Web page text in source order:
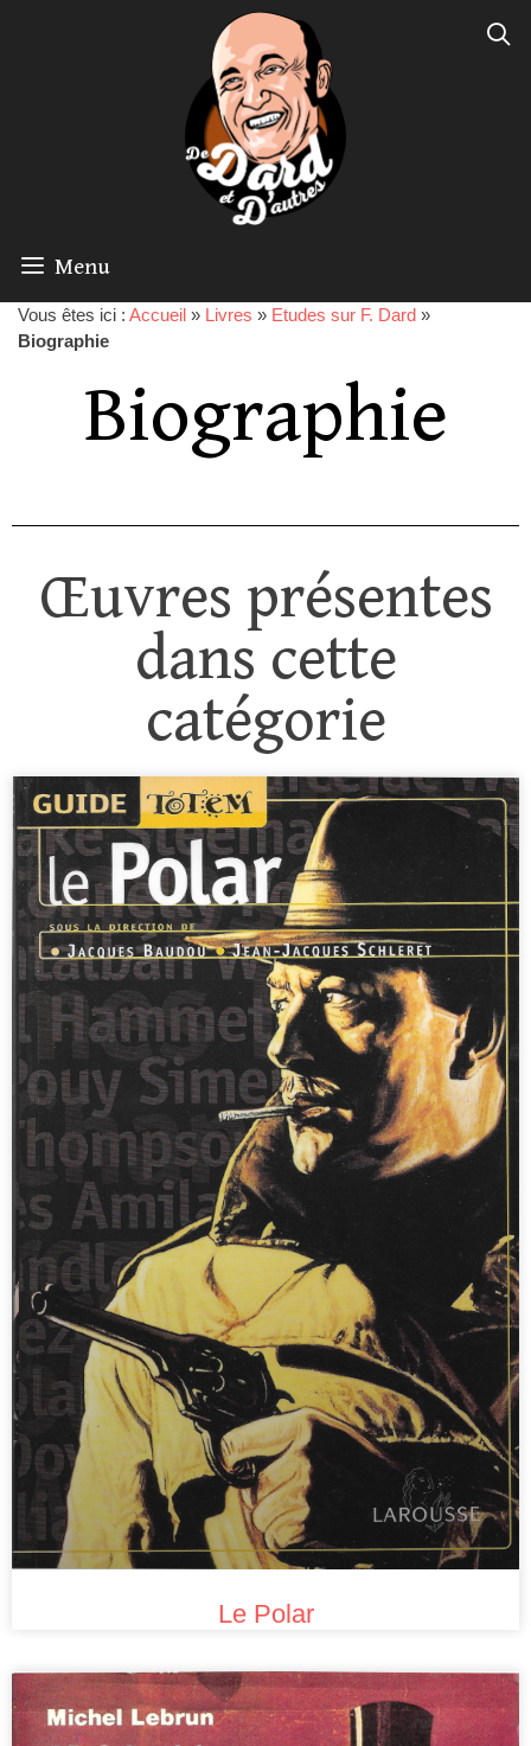
Menu
Vous êtes ici : Accueil » Livres » Etudes sur F. Dard »
Biographie
Biographie
Œuvres présentes
dans cette
catégorie
Le Polar